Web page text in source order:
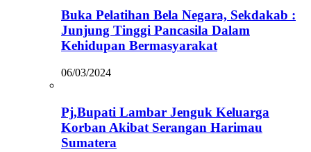
Buka Pelatihan Bela Negara, Sekdakab :
Junjung Tinggi Pancasila Dalam
Kehidupan Bermasyarakat
06/03/2024
Pj,Bupati Lambar Jenguk Keluarga
Korban Akibat Serangan Harimau
Sumatera